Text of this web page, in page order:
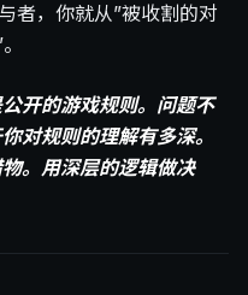
者，你就从”被收割的对
开的游戏规则。问题不
对规则的理解有多深。
。用深层的逻辑做决